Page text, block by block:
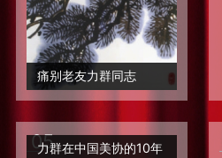
痛别老友力群同志
05
力群在中国美协的10年